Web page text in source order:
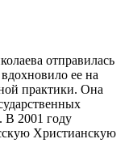
отправилась
ее на
практики. Она
В 2001 году
Христианскую